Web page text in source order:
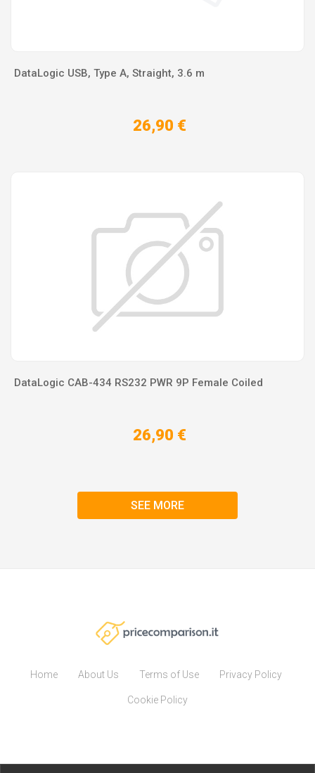
DataLogic USB, Type A, Straight, 3.6 m
26,90 €
DataLogic CAB-434 RS232 PWR 9P Female Coiled
26,90 €
SEE MORE
Home About Us Terms of Use Privacy Policy
Cookie Policy